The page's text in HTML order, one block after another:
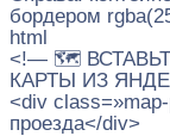
бордером
html
<!— 🗺️
КАРТЫ ИЗ
<div
проезда</div>